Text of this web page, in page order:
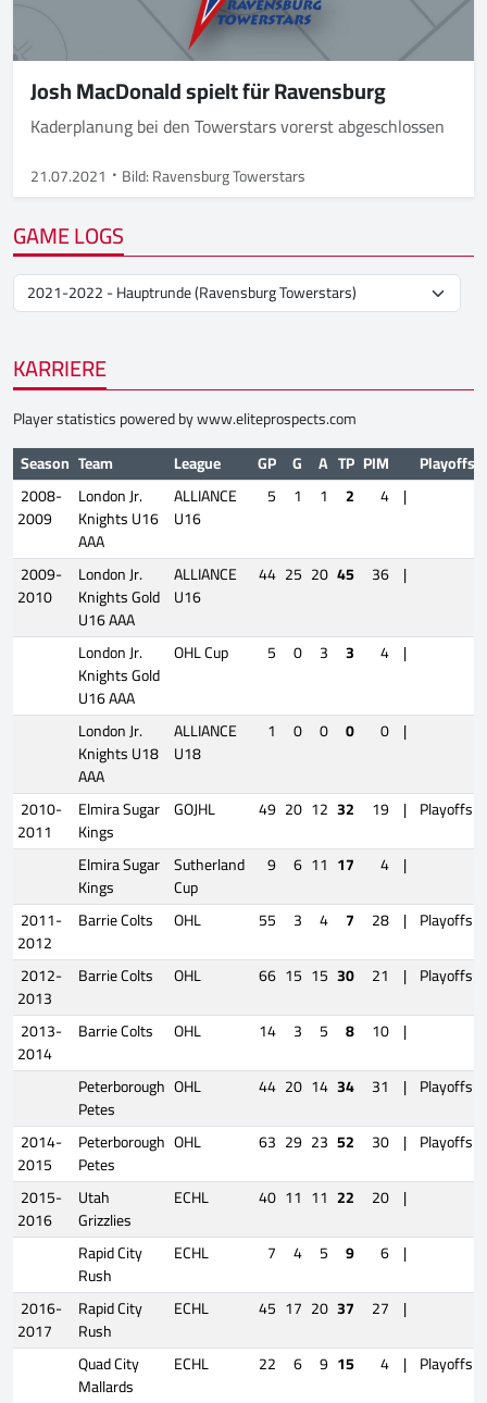
Josh MacDonald spielt für Ravensburg
Kaderplanung bei den Towerstars vorerst abgeschlossen
21.07.2021 Bild: Ravensburg Towerstars
GAME LOGS
KARRIERE
Player statistics powered bywww.eliteprospects.com
Season Team League GP G A TP PIM
Playoffs
2008-
2009
London Jr.
Knights U16
AAA
ALLIANCE
U16
5 1 1 2 4 |
2009-
2010
London Jr.
Knights Gold
U16 AAA
ALLIANCE
U16
44 25 20 45 36 |
London Jr.
Knights Gold
U16 AAA
OHL Cup 5 0 3 3 4 |
London Jr.
Knights U18
AAA
ALLIANCE
U18
1 0 0 0 0 |
2010-
2011
Elmira Sugar
Kings
GOJHL 49 20 12 32 19 | Playoffs
Elmira Sugar
Kings
Sutherland
Cup
9 6 11 17 4 |
2011-
2012
Barrie Colts OHL 55 3 4 7 28 | Playoffs
2012-
2013
Barrie Colts OHL 66 15 15 30 21 | Playoffs
2013-
2014
Barrie Colts OHL 14 3 5 8 10 |
Peterborough
Petes
OHL 44 20 14 34 31 | Playoffs
2014-
2015
Peterborough
Petes
OHL 63 29 23 52 30 | Playoffs
2015-
2016
Utah
Grizzlies
ECHL 40 11 11 22 20 |
Rapid City
Rush
ECHL 7 4 5 9 6 |
2016-
2017
Rapid City
Rush
ECHL 45 17 20 37 27 |
Quad City
Mallards
ECHL 22 6 9 15 4 | Playoffs